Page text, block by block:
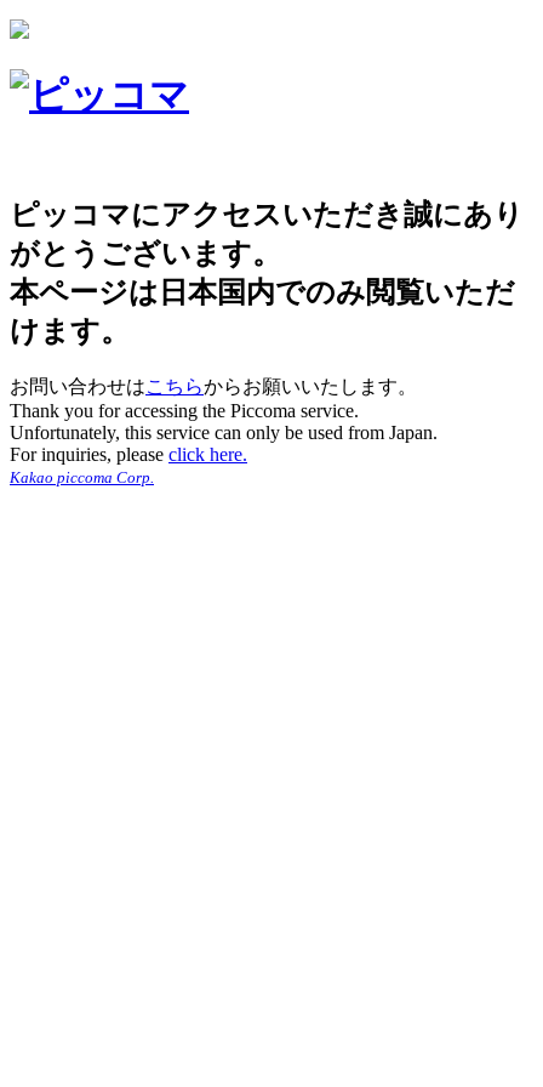
ピッコマにアクセスいただき誠にあり
がとうございます。
本ページは日本国内でのみ閲覧いただ
けます。
お問い合わせはこちらからお願いいたします。
Thank you for accessing the Piccoma service.
Unfortunately, this service can only be used from Japan.
For inquiries, please click here.
Kakao piccoma Corp.